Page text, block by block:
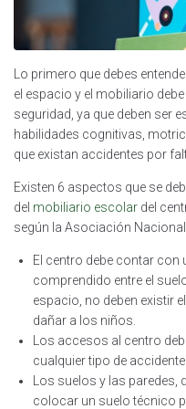
Lo primero que debes
el espacio y el mobiliario
seguridad, ya que deben ser
habilidades cognitivas,
que existan accidentes por
Existen 6 aspectos que se
del mobiliario escolar del
según la Asociación
El centro debe contar con
comprendido entre el
espacio, no deben existir
dañar a los niños.
Los accesos al centro
cualquier tipo de accidente.
Los suelos y las paredes,
colocar un suelo técnico